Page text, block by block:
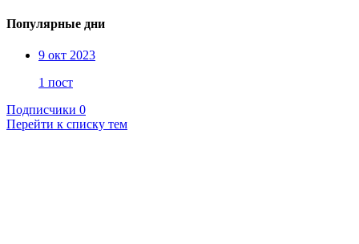
Популярные дни
9 окт 2023
1 пост
Подписчики 0
Перейти к списку тем